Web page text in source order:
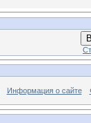
Информация о сайте